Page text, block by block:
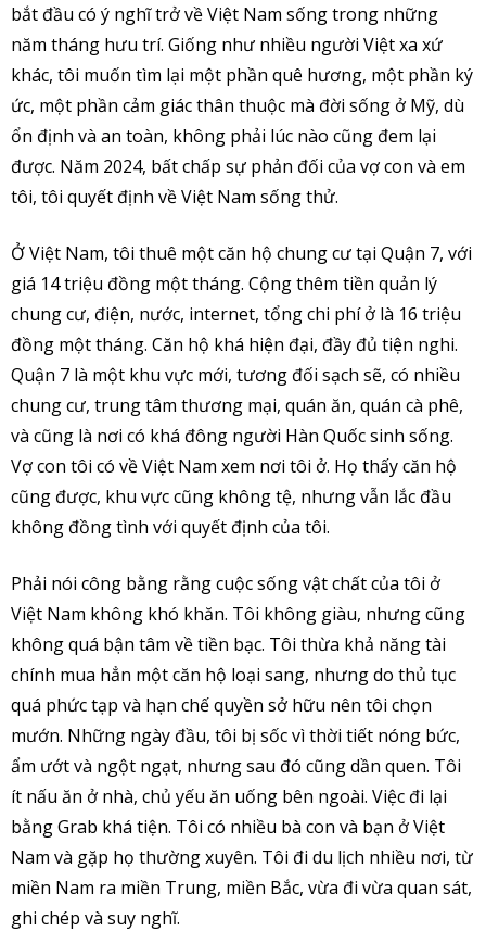
bắt đầu có ý nghĩ trở về Việt Nam sống trong những
năm tháng hưu trí. Giống như nhiều người Việt xa xứ
khác, tôi muốn tìm lại một phần quê hương, một phần ký
ức, một phần cảm giác thân thuộc mà đời sống ở Mỹ, dù
ổn định và an toàn, không phải lúc nào cũng đem lại
được. Năm 2024, bất chấp sự phản đối của vợ con và em
tôi, tôi quyết định về Việt Nam sống thử.
Ở Việt Nam, tôi thuê một căn hộ chung cư tại Quận 7, với
giá 14 triệu đồng một tháng. Cộng thêm tiền quản lý
chung cư, điện, nước, internet, tổng chi phí ở là 16 triệu
đồng một tháng. Căn hộ khá hiện đại, đầy đủ tiện nghi.
Quận 7 là một khu vực mới, tương đối sạch sẽ, có nhiều
chung cư, trung tâm thương mại, quán ăn, quán cà phê,
và cũng là nơi có khá đông người Hàn Quốc sinh sống.
Vợ con tôi có về Việt Nam xem nơi tôi ở. Họ thấy căn hộ
cũng được, khu vực cũng không tệ, nhưng vẫn lắc đầu
không đồng tình với quyết định của tôi.
Phải nói công bằng rằng cuộc sống vật chất của tôi ở
Việt Nam không khó khăn. Tôi không giàu, nhưng cũng
không quá bận tâm về tiền bạc. Tôi thừa khả năng tài
chính mua hẳn một căn hộ loại sang, nhưng do thủ tục
quá phức tạp và hạn chế quyền sở hữu nên tôi chọn
mướn. Những ngày đầu, tôi bị sốc vì thời tiết nóng bức,
ẩm ướt và ngột ngạt, nhưng sau đó cũng dần quen. Tôi
ít nấu ăn ở nhà, chủ yếu ăn uống bên ngoài. Việc đi lại
bằng Grab khá tiện. Tôi có nhiều bà con và bạn ở Việt
Nam và gặp họ thường xuyên. Tôi đi du lịch nhiều nơi, từ
miền Nam ra miền Trung, miền Bắc, vừa đi vừa quan sát,
ghi chép và suy nghĩ.